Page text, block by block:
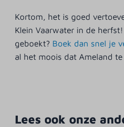
Kortom, het is goed
Klein Vaarwater in de
geboekt? Boek dan snel je
al het moois dat Ameland
Lees ook onze